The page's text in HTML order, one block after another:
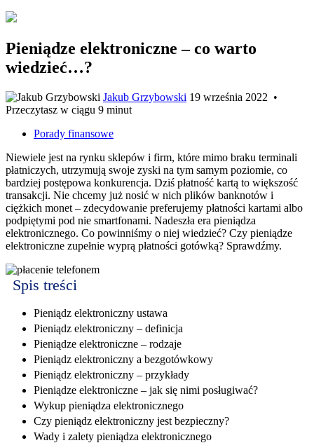
Pieniądze elektroniczne – co warto
wiedzieć…?
Jakub Grzybowski 19 września 2022 •
Przeczytasz w ciągu 9 minut
Porady finansowe
Niewiele jest na rynku sklepów i firm, które mimo braku terminali
płatniczych, utrzymują swoje zyski na tym samym poziomie, co
bardziej postępowa konkurencja. Dziś płatność kartą to większość
transakcji. Nie chcemy już nosić w nich plików banknotów i
ciężkich monet – zdecydowanie preferujemy płatności kartami albo
podpiętymi pod nie smartfonami. Nadeszła era pieniądza
elektronicznego. Co powinniśmy o niej wiedzieć? Czy pieniądze
elektroniczne zupełnie wyprą płatności gotówką? Sprawdźmy.
Spis treści
Pieniądz elektroniczny ustawa
Pieniądz elektroniczny – definicja
Pieniądze elektroniczne – rodzaje
Pieniądz elektroniczny a bezgotówkowy
Pieniądz elektroniczny – przykłady
Pieniądze elektroniczne – jak się nimi posługiwać?
Wykup pieniądza elektronicznego
Czy pieniądz elektroniczny jest bezpieczny?
Wady i zalety pieniądza elektronicznego